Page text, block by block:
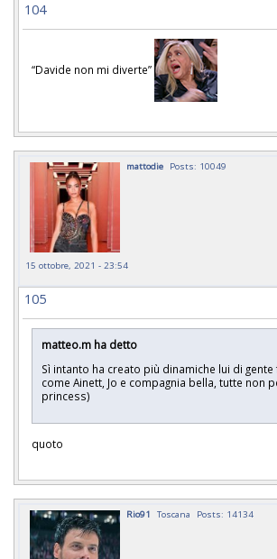
104
“Davide non mi diverte”
mattodie Posts: 10049
15 ottobre, 2021 - 23:54
105
matteo.m ha detto
Sì intanto ha creato più dinamiche lui di
come Ainett, Jo e compagnia bella, tutte non
princess)
quoto
Rio91 Toscana Posts: 14134